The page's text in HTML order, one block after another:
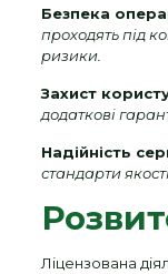
Безпека
проходять під
ризики.
Захист
додаткові
Надійність
стандарти
Ліцензована